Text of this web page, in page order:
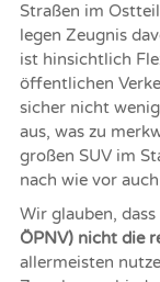
Straßen im
legen Zeugnis
ist hinsichtlich
öffentlichen
sicher nicht
aus, was zu
großen SUV im
nach wie vor auch
Wir glauben, dass
ÖPNV) nicht die
allermeisten